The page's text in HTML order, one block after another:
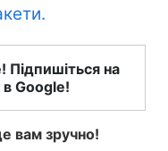
Підпишіться на
в Google!
вам зручно!